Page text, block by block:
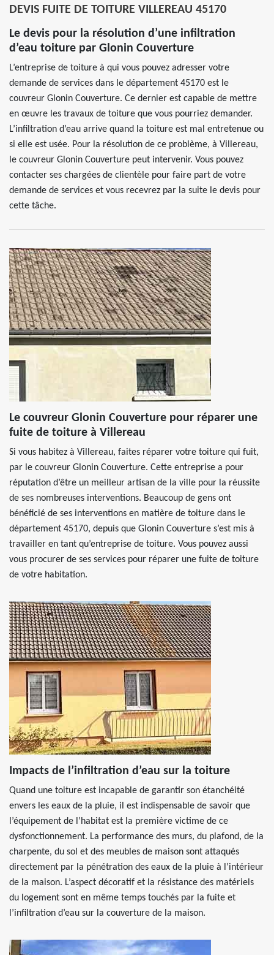
DEVIS FUITE DE TOITURE VILLEREAU 45170
Le devis pour la résolution d’une infiltration
d’eau toiture par Glonin Couverture
L’entreprise de toiture à qui vous pouvez adresser votre
demande de services dans le département 45170 est le
couvreur Glonin Couverture. Ce dernier est capable de mettre
en œuvre les travaux de toiture que vous pourriez demander.
L’infiltration d’eau arrive quand la toiture est mal entretenue ou
si elle est usée. Pour la résolution de ce problème, à Villereau,
le couvreur Glonin Couverture peut intervenir. Vous pouvez
contacter ses chargées de clientèle pour faire part de votre
demande de services et vous recevrez par la suite le devis pour
cette tâche.
Le couvreur Glonin Couverture pour réparer une
fuite de toiture à Villereau
Si vous habitez à Villereau, faites réparer votre toiture qui fuit,
par le couvreur Glonin Couverture. Cette entreprise a pour
réputation d’être un meilleur artisan de la ville pour la réussite
de ses nombreuses interventions. Beaucoup de gens ont
bénéficié de ses interventions en matière de toiture dans le
département 45170, depuis que Glonin Couverture s’est mis à
travailler en tant qu’entreprise de toiture. Vous pouvez aussi
vous procurer de ses services pour réparer une fuite de toiture
de votre habitation.
Impacts de l’infiltration d’eau sur la toiture
Quand une toiture est incapable de garantir son étanchéité
envers les eaux de la pluie, il est indispensable de savoir que
l’équipement de l’habitat est la première victime de ce
dysfonctionnement. La performance des murs, du plafond, de la
charpente, du sol et des meubles de maison sont attaqués
directement par la pénétration des eaux de la pluie à l’intérieur
de la maison. L’aspect décoratif et la résistance des matériels
du logement sont en même temps touchés par la fuite et
l’infiltration d’eau sur la couverture de la maison.